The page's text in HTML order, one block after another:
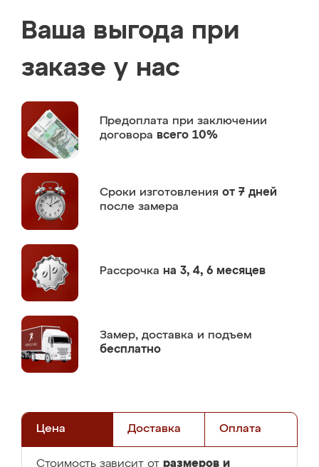
Ваша выгода при
заказе у нас
Предоплата при заключении
договора всего 10%
Сроки изготовления от 7 дней
после замера
Рассрочка на 3, 4, 6 месяцев
Замер, доставка и подъем
бесплатно
Цена Доставка Оплата
Стоимость зависит от размеров и